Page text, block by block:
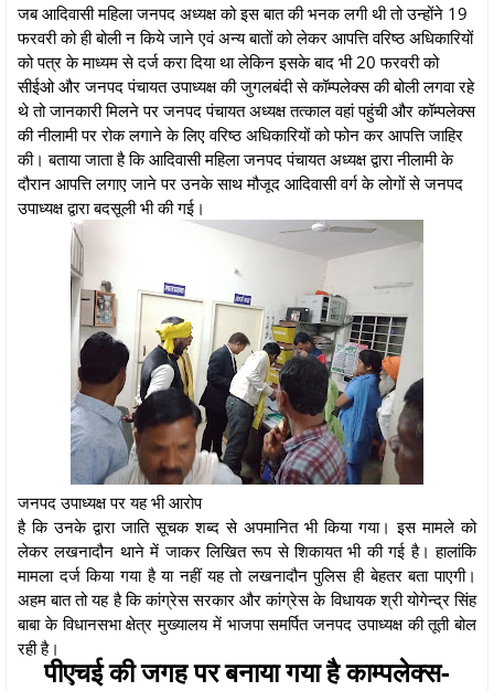
जब आदिवासी महिला जनपद अध्यक्ष को इस बात की भनक लगी थी तो उन्होंने 19
फरवरी को ही बोली न किये जाने एवं अन्य बातों को लेकर आपत्ति वरिष्ठ अधिकारियों
को पत्र के माध्यम से दर्ज करा दिया था लेकिन इसके बाद भी 20 फरवरी को
सीईओ और जनपद पंचायत उपाध्यक्ष की जुगलबंदी से कॉम्पलेक्स की बोली लगवा रहे
थे तो जानकारी मिलने पर जनपद पंचायत अध्यक्ष तत्काल वहां पहुंची और कॉम्पलेक्स
की नीलामी पर रोक लगाने के लिए वरिष्ठ अधिकारियों को फोन कर आपत्ति जाहिर
की। बताया जाता है कि आदिवासी महिला जनपद पंचायत अध्यक्ष द्वारा नीलामी के
दौरान आपत्ति लगाए जाने पर उनके साथ मौजूद आदिवासी वर्ग के लोगों से जनपद
उपाध्यक्ष द्वारा बदसूली भी की गई।
जनपद उपाध्यक्ष पर यह भी आरोप
है कि उनके द्वारा जाति सूचक शब्द से अपमानित भी किया गया। इस मामले को
लेकर लखनादौन थाने में जाकर लिखित रूप से शिकायत भी की गई है। हालांकि
मामला दर्ज किया गया है या नहीं यह तो लखनादौन पुलिस ही बेहतर बता पाएगी।
अहम बात तो यह है कि कांग्रेस सरकार और कांग्रेस के विधायक श्री योगेन्द्र सिंह
बाबा के विधानसभा क्षेत्र मुख्यालय में भाजपा समर्पित जनपद उपाध्यक्ष की तूती बोल
रही है।
पीएचई की जगह पर बनाया गया है काम्पलेक्स-